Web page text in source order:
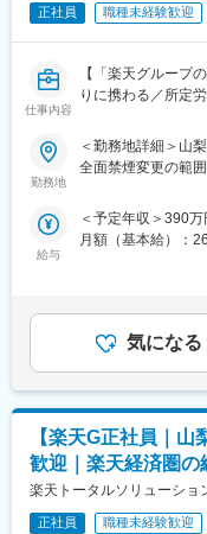
■キャリア／やりが
簡単には情報が得
大きいです。また
果が収入に直結す
・KPI管理・数値振
■教育体制：
を基礎から学べ、
ル習得も可能です。
◇業界未経験でも
料金体系が他キャ
◇事業づくりに携
後発キャリアなら
案や企画が運営に
■キャリアパス：
現場からキャリア
括するスーパーバ
うマネージャー等
た、東京本社での
のキャリアチェン
ていきたいか、経
正社員 職種未経験歓迎
仕事内容
【「楽天グループ
りに携わる／所定
楽天モバイルショ
料金プラン・楽天
済圏の幅広いサー
て、お客様の生活
ションです。
・新規契約・機種
・料金プラン、楽
案内
・スマホの初期設
・問い合わせ対応
◇店舗運営
・店舗での電話応対
・在庫管理、売り
・KPI管理・数値振
勤務地
＜勤務地詳細＞山
全面禁煙変更の範
給与
＜予定年収＞390
月額（基本給）：
可能性があります
気になる
【楽天G正社員｜
歓迎｜楽天経済圏
楽天トータルソリューショ
正社員 職種未経験歓迎